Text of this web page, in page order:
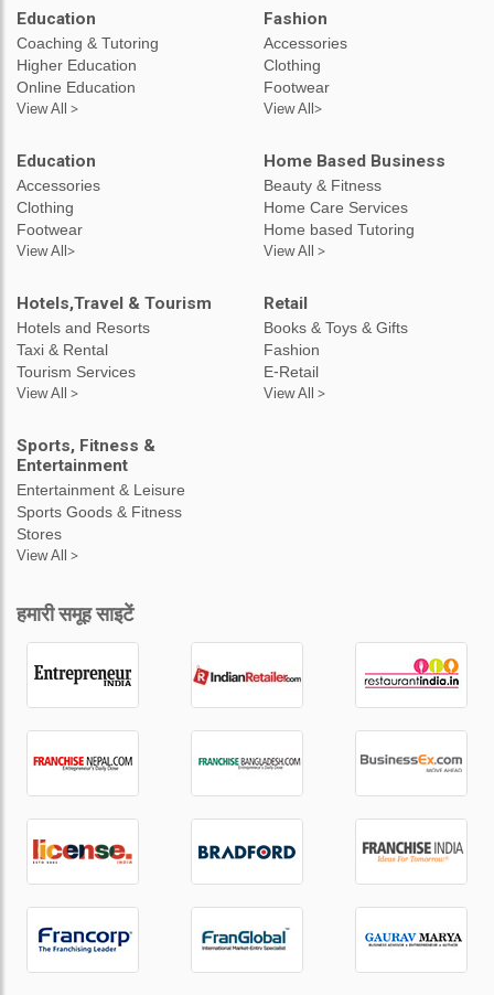
Education
Coaching & Tutoring
Higher Education
Online Education
View All >
Fashion
Accessories
Clothing
Footwear
View All>
Education
Accessories
Clothing
Footwear
View All>
Home Based Business
Beauty & Fitness
Home Care Services
Home based Tutoring
View All >
Hotels,Travel & Tourism
Hotels and Resorts
Taxi & Rental
Tourism Services
View All >
Retail
Books & Toys & Gifts
Fashion
E-Retail
View All >
Sports, Fitness &
Entertainment
Entertainment & Leisure
Sports Goods & Fitness
Stores
View All >
हमारी समूह साइटें